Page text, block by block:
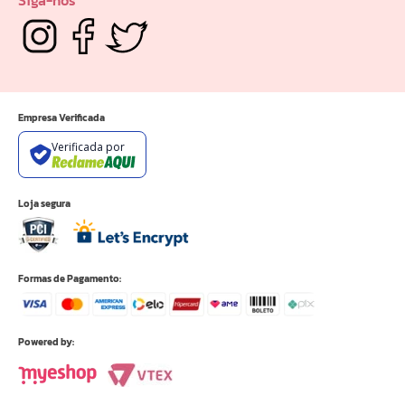
Empresa Verificada
Verificada por
Loja segura
Formas de Pagamento:
Powered by: